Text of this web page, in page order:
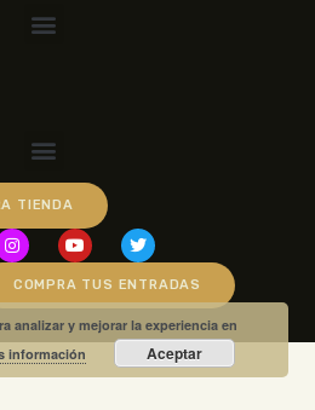
TIENDA
COMPRA TUS ENTRADAS
analizar y mejorar la experiencia en
información Aceptar